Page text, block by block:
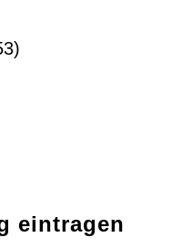
eintragen